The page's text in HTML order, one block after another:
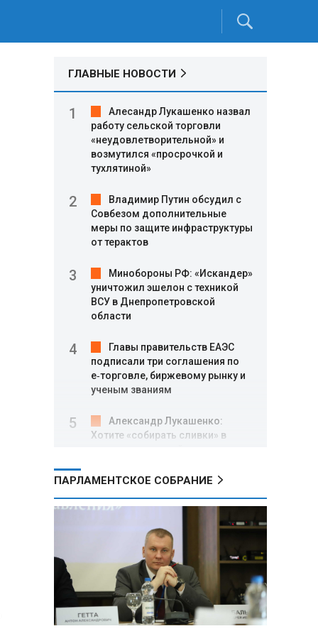
ГЛАВНЫЕ НОВОСТИ
Алесандр Лукашенко назвал
работу сельской торговли
«неудовлетворительной» и
возмутился «просрочкой и
тухлятиной»
Владимир Путин обсудил с
Совбезом дополнительные
меры по защите инфраструктуры
от терактов
Минобороны РФ: «Искандер»
уничтожил эшелон с техникой
ВСУ в Днепропетровской
области
Главы правительств ЕАЭС
подписали три соглашения по
e‑торговле, биржевому рынку и
ученым званиям
Александр Лукашенко:
Хотите «собирать сливки» в
контроль над Анискино в
ФСБ и МВД накрыли сеть
криптообменников в «Москва-
Сити», через которую
украинские call-центры
выводили похищенные деньги
ПАРЛАМЕНТСКОЕ СОБРАНИЕ